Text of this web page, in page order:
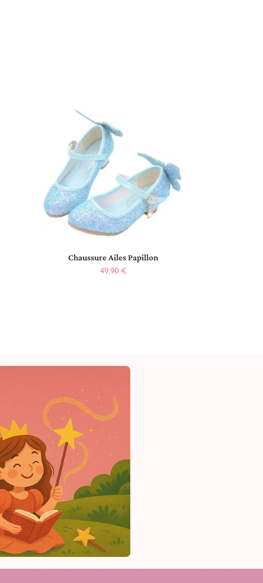
Chaussure Ailes Papillon
49,90 €